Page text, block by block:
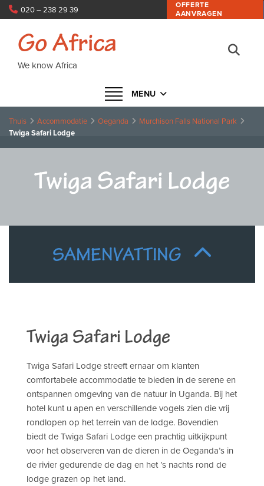
OFFERTE
AANVRAGEN
020 – 238 29 39
Navigatie in- of uitklappen
MENU
Go Africa
We know Africa
Thuis Accommodatie Oeganda
Murchison Falls National Park
Twiga Safari Lodge
Twiga Safari Lodge
SAMENVATTING
Twiga Safari Lodge
Twiga Safari Lodge streeft ernaar om klanten
comfortabele accommodatie te bieden in de serene en
ontspannen omgeving van de natuur in Uganda. Bij het
hotel kunt u apen en verschillende vogels zien die vrij
rondlopen op het terrein van de lodge. Bovendien
biedt de Twiga Safari Lodge een prachtig uitkijkpunt
voor het observeren van de dieren in de Oeganda’s in
de rivier gedurende de dag en het ’s nachts rond de
lodge grazen op het land.